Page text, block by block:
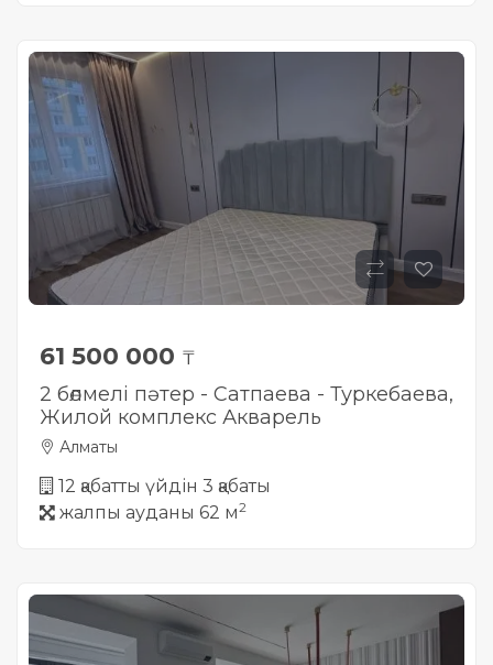
61 500 000 ₸
2 бөлмелі пәтер - Сатпаева - Туркебаева,
Жилой комплекс Акварель
Алматы
12 қабатты үйдін 3 қабаты
жалпы ауданы 62 м2